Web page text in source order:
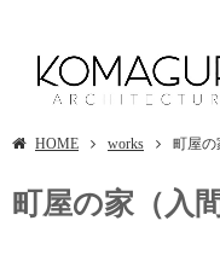
HOME works 町屋の
町屋の家（入